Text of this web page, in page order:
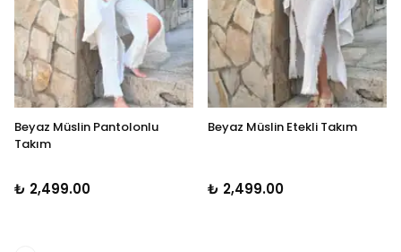
Beyaz Müslin Pantolonlu
Takım
₺ 2,499.00
Beyaz Müslin Etekli Takım
₺ 2,499.00